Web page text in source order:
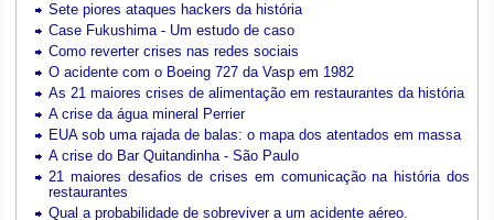
Sete piores ataques hackers da história
Case Fukushima - Um estudo de caso
Como reverter crises nas redes sociais
O acidente com o Boeing 727 da Vasp em 1982
As 21 maiores crises de alimentação em restaurantes da história
A crise da água mineral Perrier
EUA sob uma rajada de balas: o mapa dos atentados em massa
A crise do Bar Quitandinha - São Paulo
21 maiores desafios de crises em comunicação na história dos
restaurantes
Qual a probabilidade de sobreviver a um acidente aéreo.